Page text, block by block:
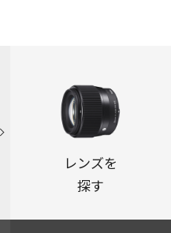
レンズを
探す